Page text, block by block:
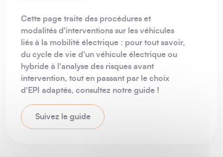
Cette page traite des procédures et
modalités d'interventions sur les véhicules
liés à la mobilité électrique : pour tout savoir,
du cycle de vie d'un véhicule électrique ou
hybride à l'analyse des risques avant
intervention, tout en passant par le choix
d'EPI adaptés, consultez notre guide !
Suivez le guide